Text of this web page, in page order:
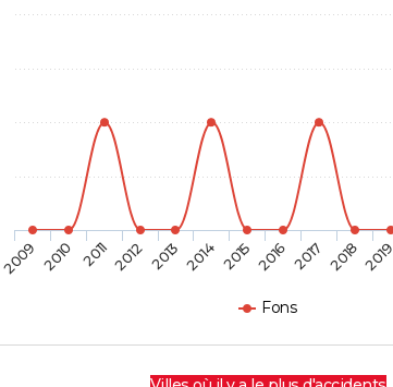
Fons
2009 2010 2011 2012 2013 2014 2015 2016 2017 2018 2019